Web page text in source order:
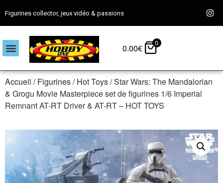
Figurines collector, jeux vidéo & passions
0.00€ 0
Accueil /Figurines/Hot Toys/ Star Wars: The Mandalorian
& Grogu Movie Masterpiece set de figurines 1/6 Imperial
Remnant AT-RT Driver & AT-RT – HOT TOYS